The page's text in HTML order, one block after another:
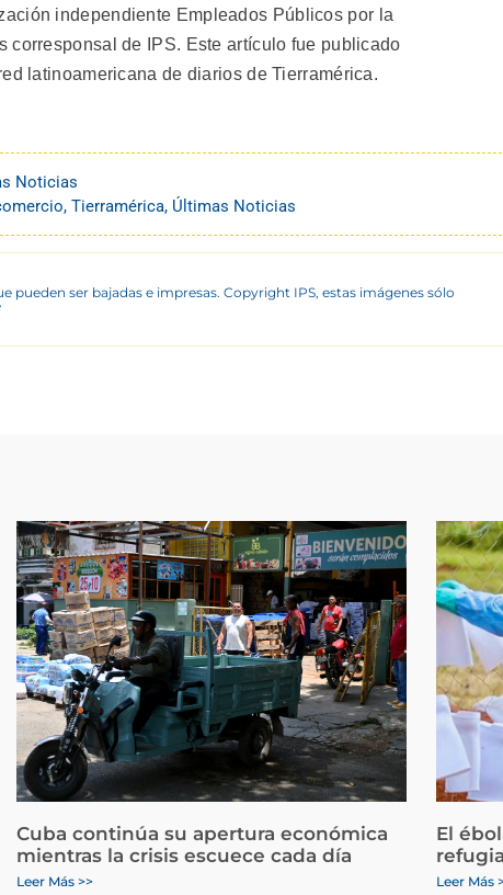
independiente Empleados Públicos por la
corresponsal de IPS. Este artículo fue publicado
latinoamericana de diarios de Tierramérica.
Noticias
, Tierramérica, Últimas Noticias
pueden ser bajadas e impresas. Copyright IPS, estas imágenes sólo
Cuba continúa su apertura económica
mientras la crisis escuece cada día
Leer Más >>
El
Leer Más